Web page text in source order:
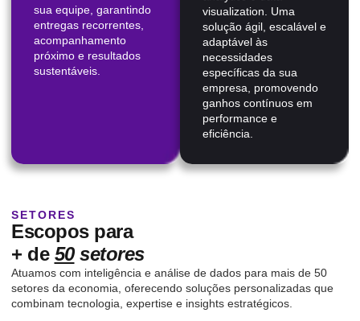
sua equipe, garantindo
entregas recorrentes,
acompanhamento
próximo e resultados
sustentáveis.
visualization. Uma
solução ágil, escalável e
adaptável às
necessidades
específicas da sua
empresa, promovendo
ganhos contínuos em
performance e
eficiência.
SETORES
Escopos para
+ de 50 setores
Atuamos com inteligência e análise de dados para mais de 50
setores da economia, oferecendo soluções personalizadas que
combinam tecnologia, expertise e insights estratégicos.